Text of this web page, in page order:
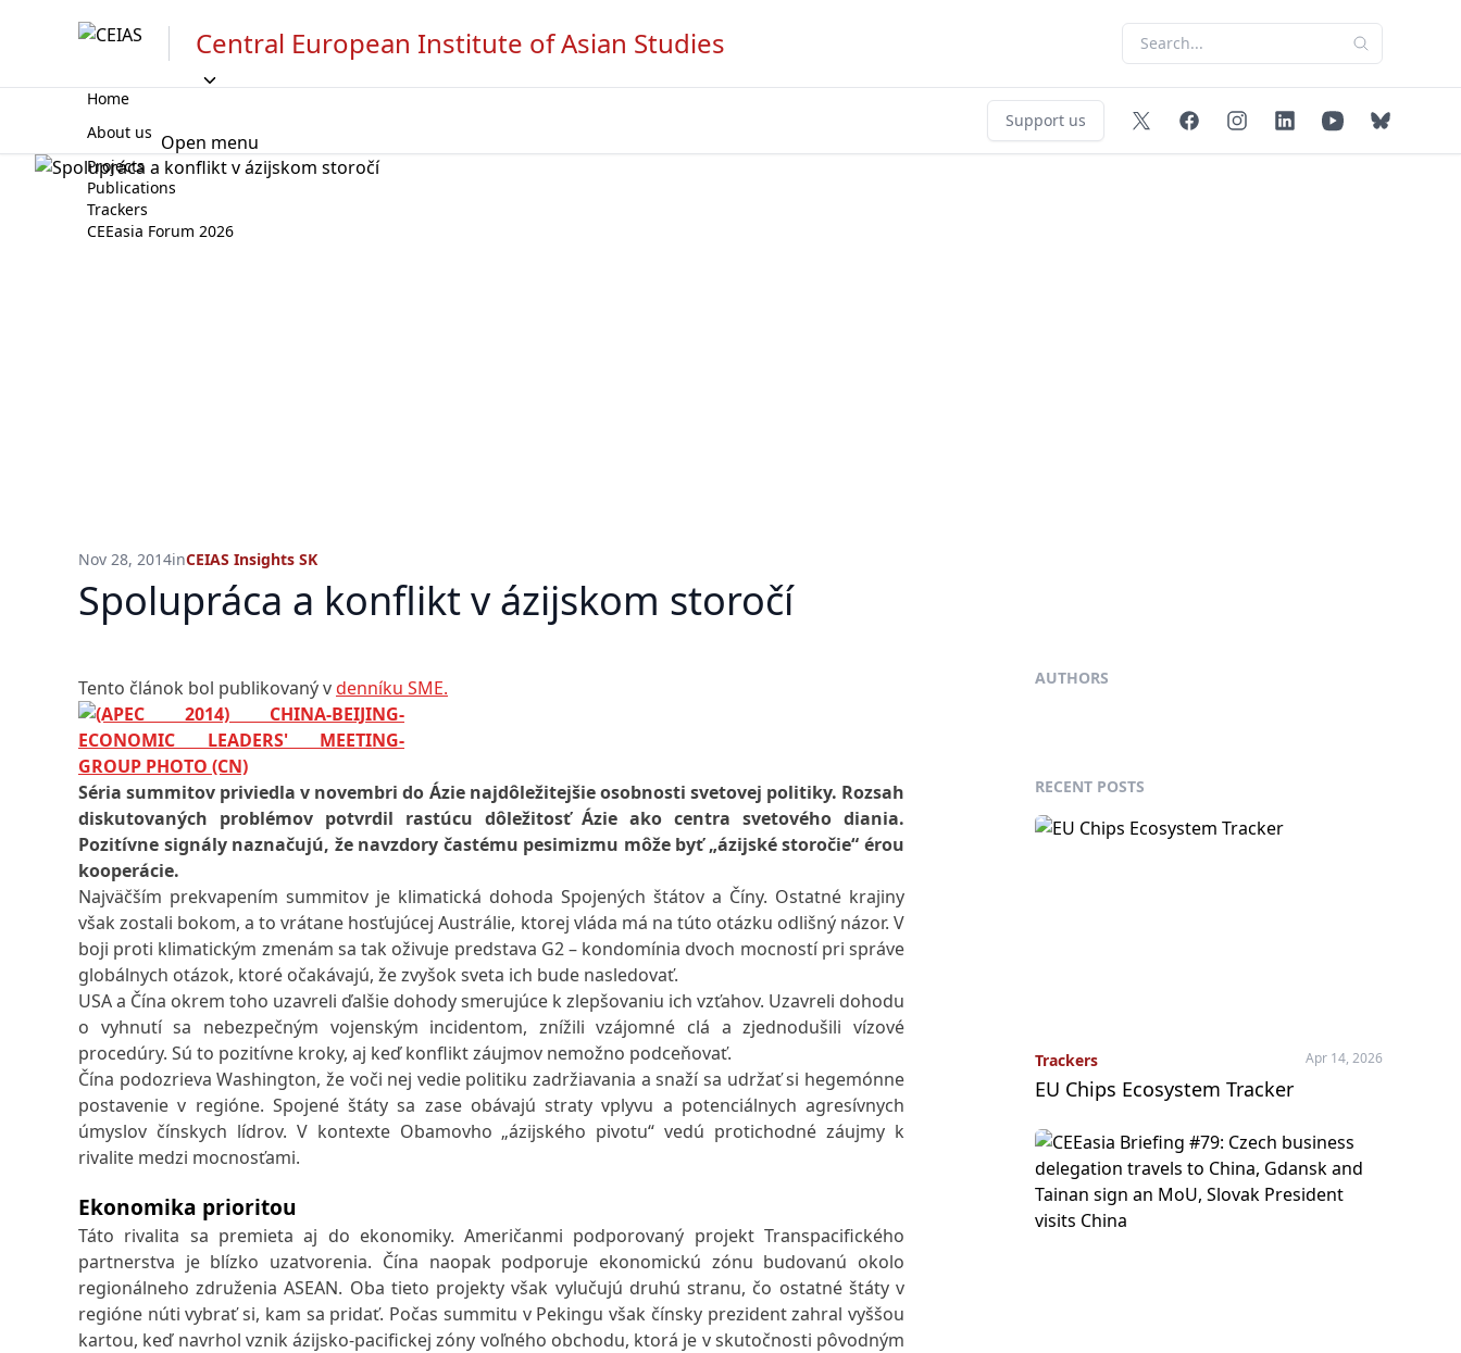
Central European Institute of Asian Studies
Home
About us Open menu
Projects
Publications
Trackers
CEEasia Forum 2026
Support us
Nov 28, 2014inCEIAS Insights SK
Spolupráca a konflikt v ázijskom storočí
Tento článok bol publikovaný vdenníku SME.
Séria summitov priviedla v novembri do Ázie najdôležitejšie osobnosti svetovej politiky. Rozsah
diskutovaných problémov potvrdil rastúcu dôležitosť Ázie ako centra svetového diania.
Pozitívne signály naznačujú, že navzdory častému pesimizmu môže byť „ázijské storočie“ érou
kooperácie.
Najväčším prekvapením summitov je klimatická dohoda Spojených štátov a Číny. Ostatné krajiny
však zostali bokom, a to vrátane hosťujúcej Austrálie, ktorej vláda má na túto otázku odlišný názor. V
boji proti klimatickým zmenám sa tak oživuje predstava G2 – kondomínia dvoch mocností pri správe
globálnych otázok, ktoré očakávajú, že zvyšok sveta ich bude nasledovať.
USA a Čína okrem toho uzavreli ďalšie dohody smerujúce k zlepšovaniu ich vzťahov. Uzavreli dohodu
o vyhnutí sa nebezpečným vojenským incidentom, znížili vzájomné clá a zjednodušili vízové
procedúry. Sú to pozitívne kroky, aj keď konflikt záujmov nemožno podceňovať.
Čína podozrieva Washington, že voči nej vedie politiku zadržiavania a snaží sa udržať si hegemónne
postavenie v regióne. Spojené štáty sa zase obávajú straty vplyvu a potenciálnych agresívnych
úmyslov čínskych lídrov. V kontexte Obamovho „ázijského pivotu“ vedú protichodné záujmy k
rivalite medzi mocnosťami.
Ekonomika prioritou
Táto rivalita sa premieta aj do ekonomiky. Američanmi podporovaný projekt Transpacifického
partnerstva je blízko uzatvorenia. Čína naopak podporuje ekonomickú zónu budovanú okolo
regionálneho združenia ASEAN. Oba tieto projekty však vylučujú druhú stranu, čo ostatné štáty v
regióne núti vybrať si, kam sa pridať. Počas summitu v Pekingu však čínsky prezident zahral vyššou
kartou, keď navrhol vznik ázijsko-pacifickej zóny voľného obchodu, ktorá je v skutočnosti pôvodným
AUTHORS
RECENT POSTS
Trackers Apr 14, 2026
EU Chips Ecosystem Tracker